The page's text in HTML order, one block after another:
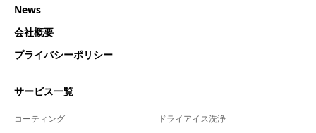
News
会社概要
プライバシーポリシー
サービス一覧
コーティング
ドライアイス洗浄